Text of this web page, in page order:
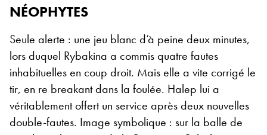
NÉOPHYTES
Seule alerte : une jeu blanc d’à peine deux minutes,
lors duquel Rybakina a commis quatre fautes
inhabituelles en coup droit. Mais elle a vite corrigé le
tir, en re breakant dans la foulée. Halep lui a
véritablement offert un service après deux nouvelles
double-fautes. Image symbolique : sur la balle de